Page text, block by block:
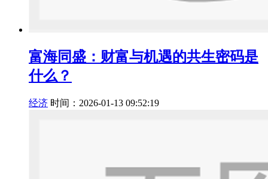
富海同盛：财富与机遇的共生密码是
什么？
经济 时间：2026-01-13 09:52:19